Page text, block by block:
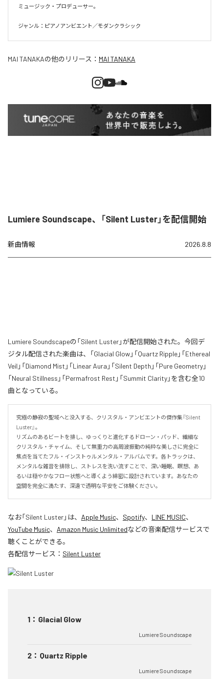
ミュージック・プロデューサー。
ジャンル：ピアノアンビエント／モダンクラシック
MAI TANAKAの他のリリース： MAI TANAKA
Lumiere Soundscape、「Silent Luster」を配信開始
新曲情報 2026.8.8
Lumiere Soundscapeの「Silent Luster」が配信開始された。今回デ
ジタル配信された楽曲は、「Glacial Glow」「Quartz Ripple」「Ethereal
Veil」「Diamond Mist」「Linear Aura」「Silent Depth」「Pure Geometry」
「Neural Stillness」「Permafrost Rest」「Summit Clarity」を含む全10
曲となっている。
究極の静寂の聖域へと没入する、クリスタル・アンビエントの傑作集『Silent
Luster』。
リズムのあるビートを排し、ゆっくりと進化するドローン・パッド、繊細な
クリスタル・チャイム、そして無重力の高周波振動の純粋な美しさに完全に
焦点を当てたフル・インストゥルメンタル・アルバムです。各トラックは、
メンタルな雑音を排除し、ストレスを洗い流すことで、深い睡眠、瞑想、あ
るいは穏やかなフロー状態へと導くよう綿密に設計されています。あなたの
空間を完全に満たす、深遠で透明な平安をご体験ください。
なお「Silent Luster」は、 Apple Music、 Spotify、 LINE MUSIC、
YouTube Music、 Amazon Music Unlimitedなどの音楽配信サービスで
聴くことができる。
各配信サービス： Silent Luster
1 ： Glacial Glow
Lumiere Soundscape
2 ： Quartz Ripple
Lumiere Soundscape